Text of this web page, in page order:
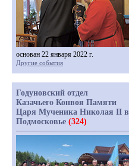
основан 22 января 2022 г.
Другие события
Годуновский отдел
Казачьего Конвоя Памяти
Царя Мученика Николая II в
Подмосковье (324)